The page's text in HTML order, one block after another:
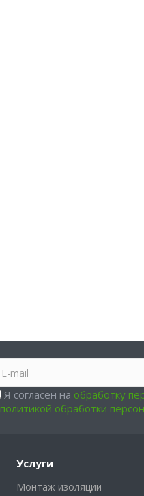
Я согласен на обработку
политикой обработки
Услуги
Монтаж изоляции